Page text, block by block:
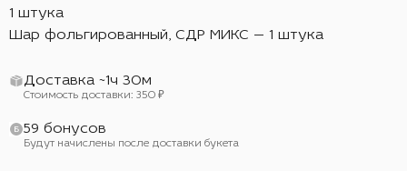
1 штука
Шар фольгированный, СДР МИКС — 1 штука
Доставка ~1ч 30м
Стоимость доставки: 350 ₽
59 бонусов
Будут начислены после доставки букета